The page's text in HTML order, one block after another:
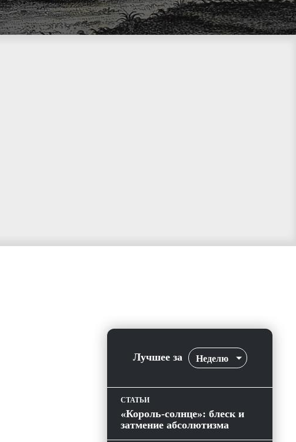
Лучшее за Неделю
СТАТЬИ
«Король-солнце»: блеск и
затмение абсолютизма